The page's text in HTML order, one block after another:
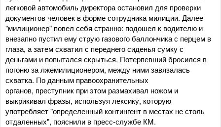
легковой автомобиль директора остановил для проверки
документов человек в форме сотрудника милиции. Далее
"милиционер" повел себя странно: подошел к водителю и
внезапно пустил ему струю газового баллончика с перцем в
глаза, а затем схватил с переднего сиденья сумку с
деньгами и попытался скрыться. Потерпевший бросился в
погоню за лжемилиционером, между ними завязалась
схватка. По данным правоохранительных
органов, преступник при этом размахивал ножом и
выкрикивал фразы, используя лексику, которую
употребляет "определенный контингент в местах не столь
отдаленных", пояснили в пресс-службе КМ.